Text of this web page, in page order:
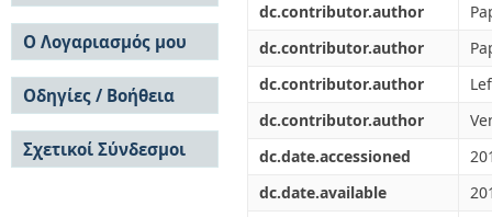
dc.contributor.author
dc.contributor.author
dc.contributor.author
dc.contributor.author
dc.date.accessioned
dc.date.available
Σε όλο το DSpace
Κοινότητες & Συλλογές
Ανά Ημερομηνία
Έκδοσης
Συγγραφείς
Τίτλοι
Θέματα
Ο Λογαριασμός μου
Σύνδεση
Εγγραφή
Οδηγίες / Βοήθεια
Οδηγίες Υποβολής
Οδηγίες Χρήσης ΙΑ
Συχνές Ερωτήσεις
Σχετικοί Σύνδεσμοι